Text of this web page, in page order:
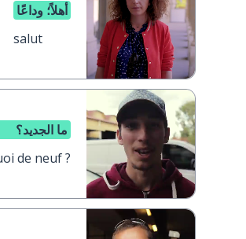
أهلاً؛ وداعًا
salut
ما الجديد؟
de neuf ?